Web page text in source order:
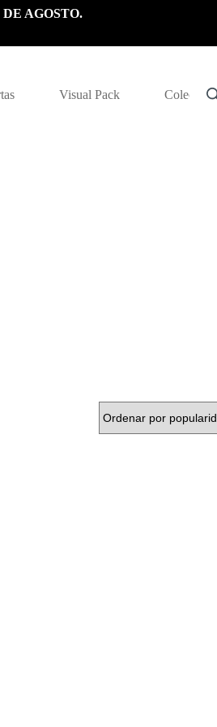
AGOSTO.
Visual Pack Colección